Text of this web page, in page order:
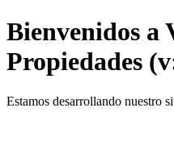
Bienvenidos a
Propiedades
Estamos desarrollando nuestro